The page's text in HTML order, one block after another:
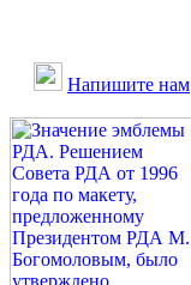
Напишите нам